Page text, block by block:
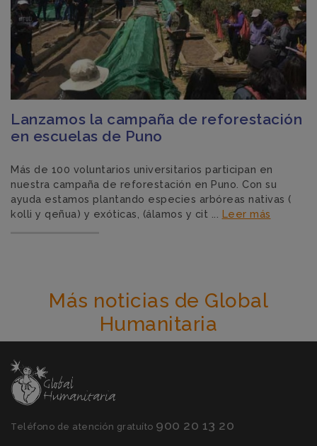
Lanzamos la campaña de reforestación
en escuelas de Puno
Más de 100 voluntarios universitarios participan en
nuestra campaña de reforestación en Puno. Con su
ayuda estamos plantando especies arbóreas nativas (
kolli y qeñua) y exóticas, (álamos y cit ... Leer más
Más noticias de Global
Humanitaria
Teléfono de atención gratuíto 900 20 13 20